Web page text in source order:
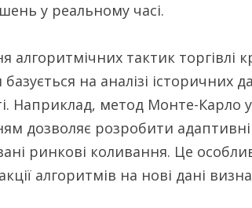
у реальному часі.
алгоритмічних тактик
на аналізі історичних
Наприклад, метод Монте-Карло
дозволяє розробити
ринкові коливання. Це
алгоритмів на нові дані